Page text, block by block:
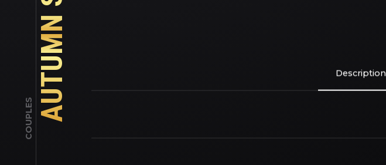
COUPLES
Description